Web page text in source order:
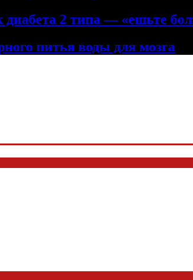
диабета 2 типа — «ешьте
питья воды для мозга